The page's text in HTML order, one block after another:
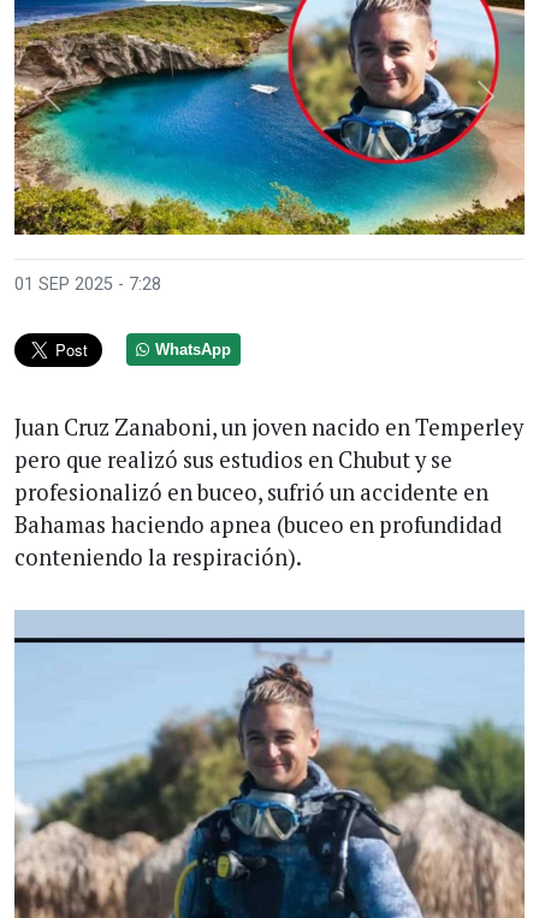
Anterior
01 SEP 2025 - 7:28
WhatsApp
Juan Cruz Zanaboni, un joven nacido en Temperley
pero que realizó sus estudios en Chubut y se
profesionalizó en buceo, sufrió un accidente en
Bahamas haciendo apnea (buceo en profundidad
conteniendo la respiración).